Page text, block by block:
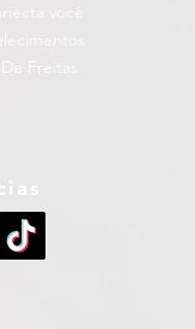
você